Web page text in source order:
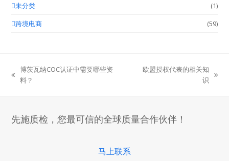
未分类
(1)
跨境电商
(59)
previous
博茨瓦纳COC认证中需要哪些资
料？
欧盟授权代表的相关知
识
先施质检，您最可信的全球质量合作伙伴！
马上联系